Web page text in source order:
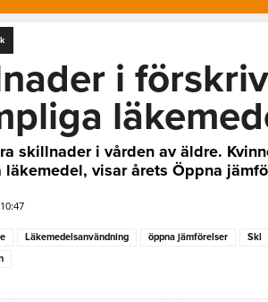
i
skillnader i vården av äldre.
visar årets Öppna
Läkemedelsanvändning öppna jämförelser
Skl